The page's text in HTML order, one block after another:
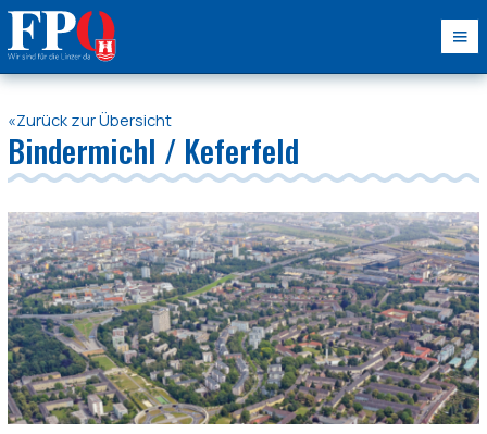
«Zurück zur Übersicht
Bindermichl / Keferfeld